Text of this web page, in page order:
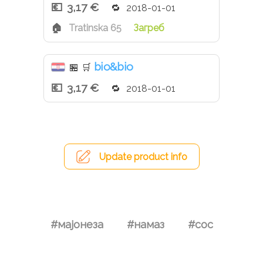
3,17 €
2018-01-01
Tratinska 65
Загреб
🏪 🛒 bio&bio
3,17 €
2018-01-01
Update product info
#мајонеза #намаз #сос